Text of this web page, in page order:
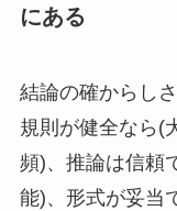
にある
結論の確からし
規則が健全なら(
頻)、推論は信頼
能)、形式が妥当